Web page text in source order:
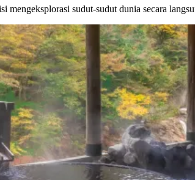
mengeksplorasi sudut-sudut dunia secara